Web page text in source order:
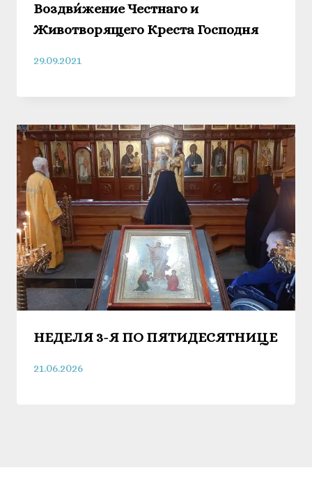
Воздви́жение Честнаго и
Животворящего Креста Господня
29.09.2021
НЕДЕЛЯ 3-Я ПО ПЯТИДЕСЯТНИЦЕ
21.06.2026